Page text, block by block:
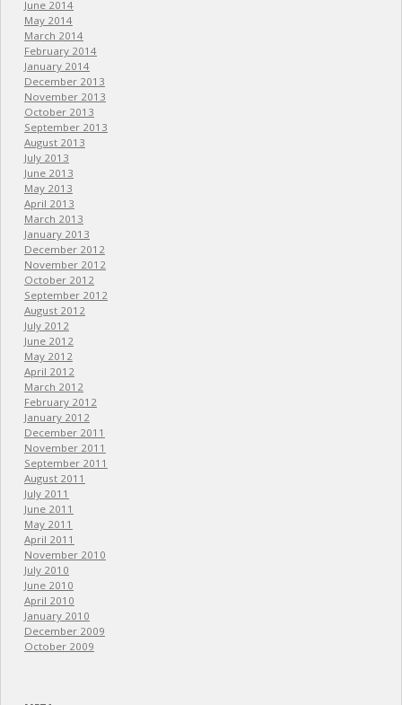
June 2014
May 2014
March 2014
February 2014
January 2014
December 2013
November 2013
October 2013
September 2013
August 2013
July 2013
June 2013
May 2013
April 2013
March 2013
January 2013
December 2012
November 2012
October 2012
September 2012
August 2012
July 2012
June 2012
May 2012
April 2012
March 2012
February 2012
January 2012
December 2011
November 2011
September 2011
August 2011
July 2011
June 2011
May 2011
April 2011
November 2010
July 2010
June 2010
April 2010
January 2010
December 2009
October 2009